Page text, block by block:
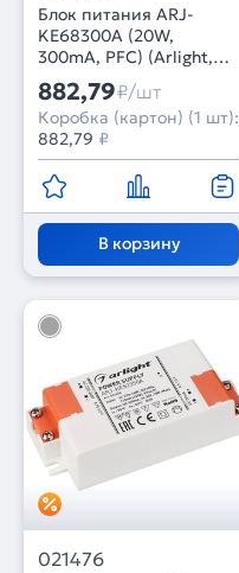
Блок питания ARJ-
KE68300A (20W,
300mA, PFC) (Arlight,
IP20 Пластик, 5 лет)
882,79₽/шт
Коробка (картон) (1 шт):
882,79 ₽
В корзину
021476